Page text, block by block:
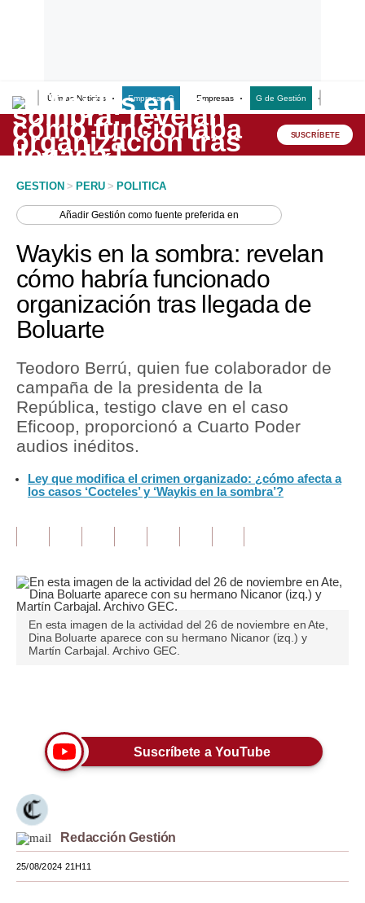
Últimas Noticias Empresas G Empresas G de Gestión
Lo último
Peru Quiosco
Economía
Mercados
Perú
Política
Tu Dinero
Finanzas Personales
Plus G
Opinión
Pregunta de hoy
Blogs
Tendencias
Moda
Mundo
EEUU
México
SUSCRÍBETE
GESTION > PERU > POLITICA
AñadirGestión como fuente preferida en
Waykis en la sombra: revelan
cómo habría funcionado
organización tras llegada de
Boluarte
Teodoro Berrú, quien fue colaborador de
campaña de la presidenta de la
República, testigo clave en el caso
Eficoop, proporcionó a Cuarto Poder
audios inéditos.
Ley que modifica el crimen organizado: ¿cómo afecta a
los casos ‘Cocteles’ y ‘Waykis en la sombra’?
En esta imagen de la actividad del 26 de noviembre en Ate,
Dina Boluarte aparece con su hermano Nicanor (izq.) y
Martín Carbajal. Archivo GEC.
Suscríbete a YouTube
Redacción Gestión
25/08/2024 21H11